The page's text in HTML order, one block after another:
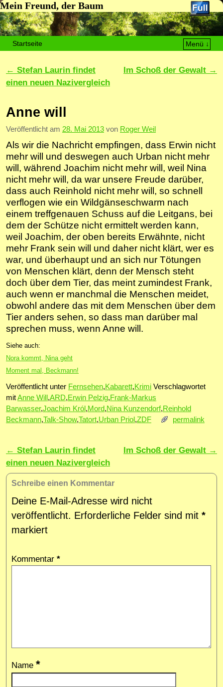
Mein Freund, der Baum
Startseite
Menü ↓
Artikelnavigation
← Stefan Laurin findet
einen neuen Nazivergleich
Im Schoß der Gewalt →
Anne will
Veröffentlicht am 28. Mai 2013 von Roger Weil
Als wir die Nachricht empfingen, dass Erwin nicht
mehr will und deswegen auch Urban nicht mehr
will, während Joachim nicht mehr will, weil Nina
nicht mehr will, da war unsere Freude darüber,
dass auch Reinhold nicht mehr will, so schnell
verflogen wie ein Wildgänseschwarm nach
einem treffgenauen Schuss auf die Leitgans, bei
dem der Schütze nicht ermittelt werden kann,
weil Joachim, der oben bereits Erwähnte, nicht
mehr Frank sein will und daher nicht klärt, wer es
war, und überhaupt und an sich nur Tötungen
von Menschen klärt, denn der Mensch steht
doch über dem Tier, das meint zumindest Frank,
auch wenn er manchmal die Menschen meidet,
obwohl andere das mit dem Menschen über dem
Tier anders sehen, so dass man darüber mal
sprechen muss, wenn Anne will.
Siehe auch:
Nora kommt, Nina geht
Moment mal, Beckmann!
Veröffentlicht unter Fernsehen,Kabarett,Krimi Verschlagwortet
mitAnne Will,ARD,Erwin Pelzig,Frank-Markus
Barwasser,Joachim Król,Mord,Nina Kunzendorf,Reinhold
Beckmann,Talk-Show,Tatort,Urban Priol,ZDF permalink
Artikelnavigation
← Stefan Laurin findet
einen neuen Nazivergleich
Im Schoß der Gewalt →
Schreibe einen Kommentar
Deine E-Mail-Adresse wird nicht
veröffentlicht. Erforderliche Felder sind mit *
markiert
Kommentar *
Name *